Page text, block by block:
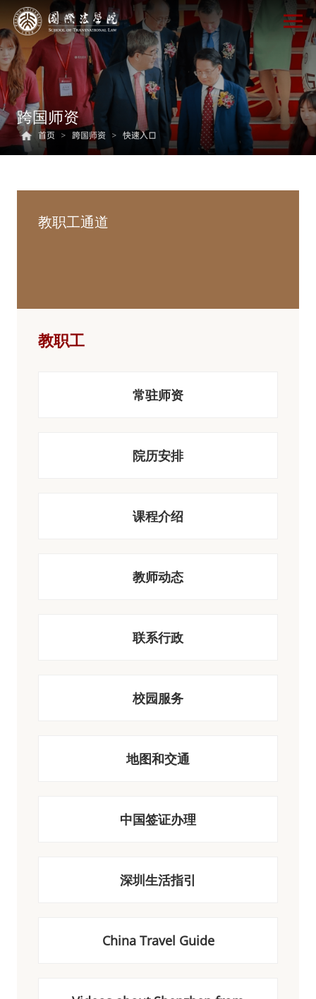
跨国师资
首页 > 跨国师资 > 快速入口
教职工通道
教职工
常驻师资
院历安排
课程介绍
教师动态
联系行政
校园服务
地图和交通
中国签证办理
深圳生活指引
China Travel Guide